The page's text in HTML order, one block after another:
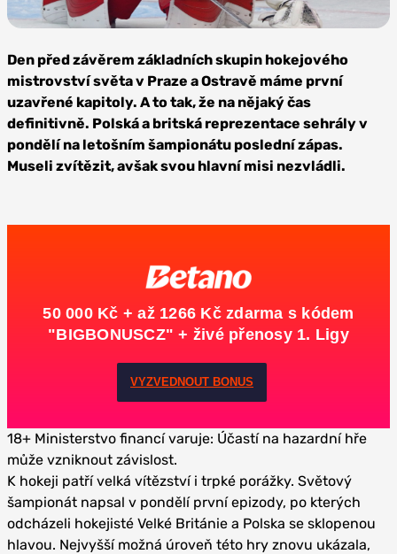
Depositphotos
Den před závěrem základních skupin hokejového
mistrovství světa v Praze a Ostravě máme první
uzavřené kapitoly. A to tak, že na nějaký čas
definitivně. Polská a britská reprezentace sehrály v
pondělí na letošním šampionátu poslední zápas.
Museli zvítězit, avšak svou hlavní misi nezvládli.
50 000 Kč + až 1266 Kč zdarma s kódem
"BIGBONUSCZ" + živé přenosy 1. Ligy
VYZVEDNOUT BONUS
18+ Ministerstvo financí varuje: Účastí na hazardní hře
může vzniknout závislost.
K hokeji patří velká vítězství i trpké porážky. Světový
šampionát napsal v pondělí první epizody, po kterých
odcházeli hokejisté Velké Británie a Polska se sklopenou
hlavou. Nejvyšší možná úroveň této hry znovu ukázala,